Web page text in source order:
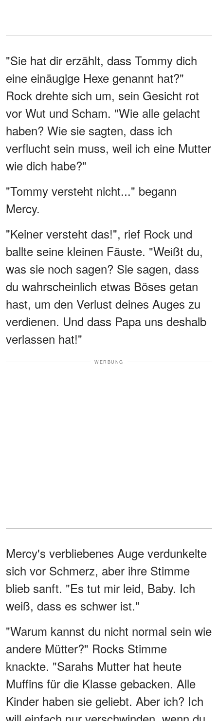
"Sie hat dir erzählt, dass Tommy dich
eine einäugige Hexe genannt hat?"
Rock drehte sich um, sein Gesicht rot
vor Wut und Scham. "Wie alle gelacht
haben? Wie sie sagten, dass ich
verflucht sein muss, weil ich eine Mutter
wie dich habe?"
"Tommy versteht nicht..." begann
Mercy.
"Keiner versteht das!", rief Rock und
ballte seine kleinen Fäuste. "Weißt du,
was sie noch sagen? Sie sagen, dass
du wahrscheinlich etwas Böses getan
hast, um den Verlust deines Auges zu
verdienen. Und dass Papa uns deshalb
verlassen hat!"
WERBUNG
Mercy's verbliebenes Auge verdunkelte
sich vor Schmerz, aber ihre Stimme
blieb sanft. "Es tut mir leid, Baby. Ich
weiß, dass es schwer ist."
"Warum kannst du nicht normal sein wie
andere Mütter?" Rocks Stimme
knackte. "Sarahs Mutter hat heute
Muffins für die Klasse gebacken. Alle
Kinder haben sie geliebt. Aber ich? Ich